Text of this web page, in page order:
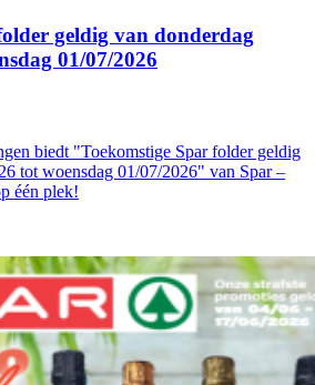
geldig van donderdag
01/07/2026
biedt "Toekomstige Spar folder geldig
tot woensdag 01/07/2026" van Spar –
één plek!